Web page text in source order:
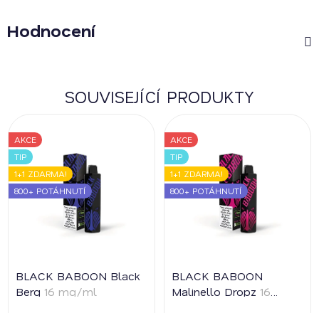
Hodnocení
SOUVISEJÍCÍ PRODUKTY
AKCE
TIP
1+1 ZDARMA!
800+ POTÁHNUTÍ
BLACK BABOON Black
Berg 16 mg/ml
AKCE
TIP
1+1 ZDARMA!
800+ POTÁHNUTÍ
BLACK BABOON
Malinello Dropz 16